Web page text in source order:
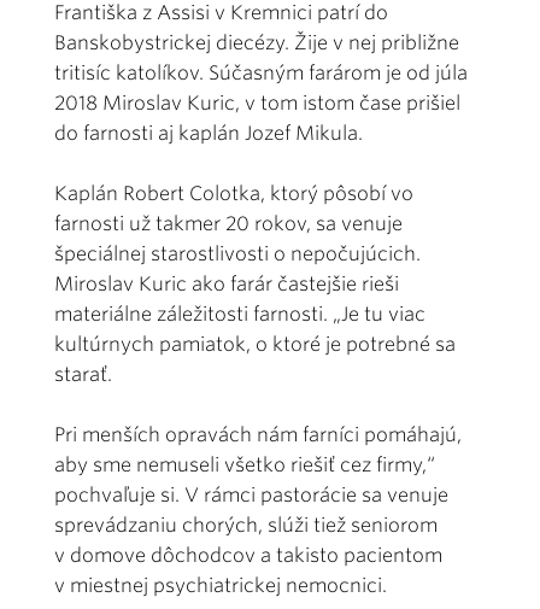
Františka z Assisi v Kremnici patrí do
Banskobystrickej diecézy. Žije v nej približne
tritisíc katolíkov. Súčasným farárom je od júla
2018 Miroslav Kuric, v tom istom čase prišiel
do farnosti aj kaplán Jozef Mikula.
Kaplán Robert Colotka, ktorý pôsobí vo
farnosti už takmer 20 rokov, sa venuje
špeciálnej starostlivosti o nepočujúcich.
Miroslav Kuric ako farár častejšie rieši
materiálne záležitosti farnosti. „Je tu viac
kultúrnych pamiatok, o ktoré je potrebné sa
starať.
Pri menších opravách nám farníci pomáhajú,
aby sme nemuseli všetko riešiť cez firmy,“
pochvaľuje si. V rámci pastorácie sa venuje
sprevádzaniu chorých, slúži tiež seniorom
v domove dôchodcov a takisto pacientom
v miestnej psychiatrickej nemocnici.